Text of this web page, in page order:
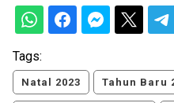
Tags:
Natal 2023 Tahun Baru